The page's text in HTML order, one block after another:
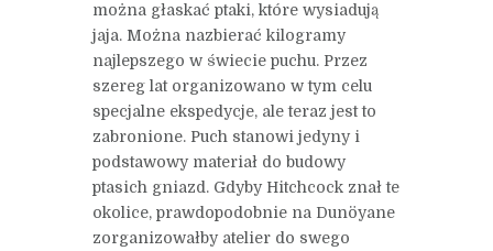
można głaskać ptaki, które wysiadują
jaja. Można nazbierać kilogramy
najlepszego w świecie puchu. Przez
szereg lat organizowano w tym celu
specjalne ekspedycje, ale teraz jest to
zabronione. Puch stanowi jedyny i
podstawowy materiał do budowy
ptasich gniazd. Gdyby Hitchcock znał te
okolice, prawdopodobnie na Dunöyane
zorganizowałby atelier do swego